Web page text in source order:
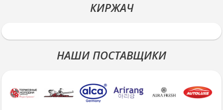
КИРЖАЧ
НАШИ ПОСТАВЩИКИ